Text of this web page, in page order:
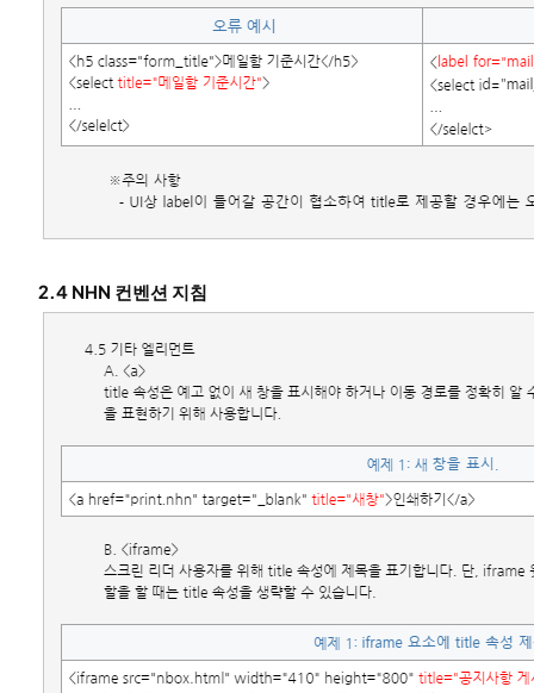
2.4 NHN 컨벤션 지침